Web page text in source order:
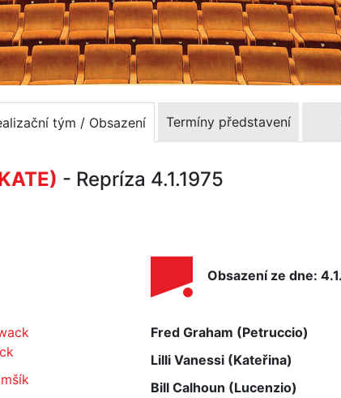
tým / Obsazení Termíny představení
- Repríza 4.1.1975
Obsazení ze dne:
Fred Graham (Petruccio)
Lilli Vanessi (Kateřina)
Bill Calhoun (Lucenzio)